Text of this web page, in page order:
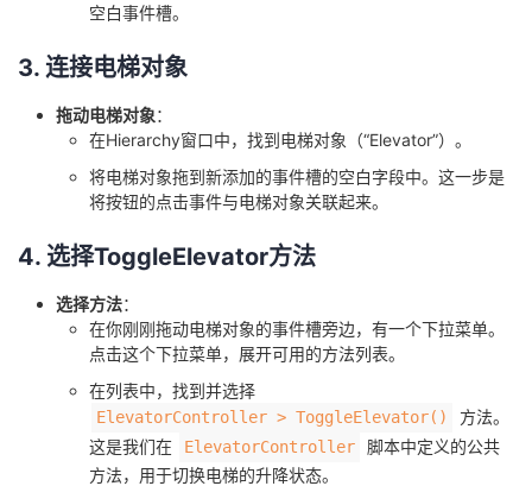
空白事件槽。
3. 连接电梯对象
拖动电梯对象：
在Hierarchy窗口中，找到电梯对象（“Elevator”）。
将电梯对象拖到新添加的事件槽的空白字段中。这一步是
将按钮的点击事件与电梯对象关联起来。
4. 选择ToggleElevator方法
选择方法：
在你刚刚拖动电梯对象的事件槽旁边，有一个下拉菜单。
点击这个下拉菜单，展开可用的方法列表。
在列表中，找到并选择
ElevatorController > ToggleElevator()
方法。
这是我们在
ElevatorController
脚本中定义的公共
方法，用于切换电梯的升降状态。